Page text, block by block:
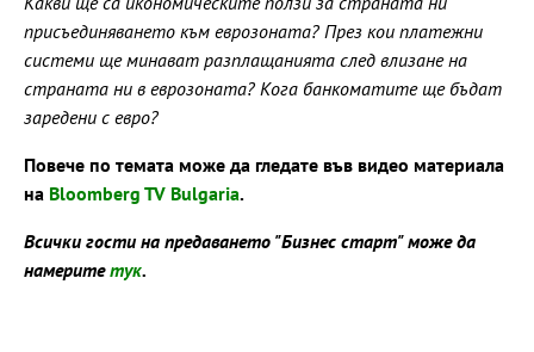
присъединяването към еврозоната? През кои платежни
системи ще минават разплащанията след влизане на
страната ни в еврозоната? Кога банкоматите ще бъдат
заредени с евро?
Повече по темата може да гледате във видео материала
на Bloomberg TV Bulgaria.
Всички гости на предаването "Бизнес старт" може да
намеритетук.